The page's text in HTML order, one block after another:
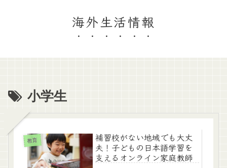
海外生活情報
小学生
教育
補習校がない地域でも大丈
夫！子どもの日本語学習を
支えるオンライン家庭教師